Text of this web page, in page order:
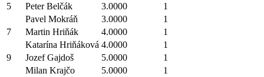
5
Peter Belčák 3.0000
1
Pavel Mokráň
3.0000
1
7
Martin Hriňák 4.0000
1
Katarína Hriňáková 4.0000
1
9
Jozef Gajdoš 5.0000
1
Milan Krajčo
5.0000
1